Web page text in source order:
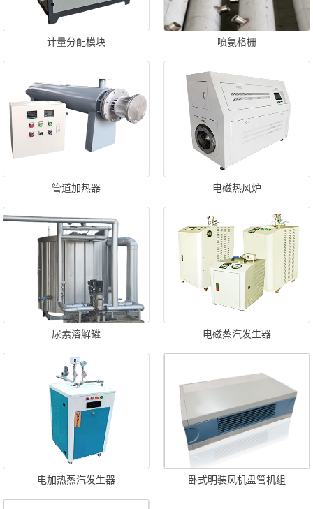
计量分配模块 喷氨格栅
管道加热器 电磁热风炉
尿素溶解罐 电磁蒸汽发生器
电加热蒸汽发生器 卧式明装风机盘管机组